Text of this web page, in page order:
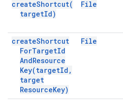
createShortcut(
targetId)
File
createShortcut
ForTargetId
AndResource
Key(targetId ,
target
ResourceKey)
File